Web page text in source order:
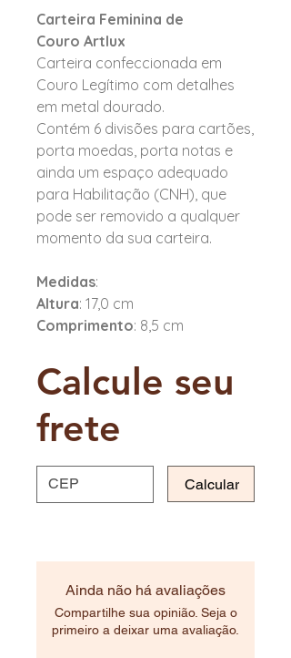
Carteira Feminina de
Couro Artlux
Carteira confeccionada em
Couro Legítimo com detalhes
em metal dourado.
Contém 6 divisões para cartões,
porta moedas, porta notas e
ainda um espaço adequado
para Habilitação (CNH), que
pode ser removido a qualquer
momento da sua carteira.
Medidas:
Altura: 17,0 cm
Comprimento: 8,5 cm
Calcule seu
frete
Calcular
Ainda não há avaliações
Compartilhe sua opinião. Seja o
primeiro a deixar uma avaliação.